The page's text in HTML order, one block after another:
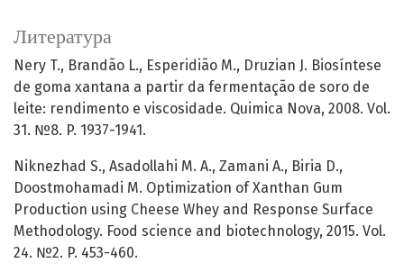
Литература
Nery T., Brandão L., Esperidião M., Druzian J. Biosíntese
de goma xantana a partir da fermentação de soro de
leite: rendimento e viscosidade. Quimica Nova, 2008. Vol.
31. №8. P. 1937-1941.
Niknezhad S., Asadollahi M. A., Zamani A., Biria D.,
Doostmohamadi M. Optimization of Xanthan Gum
Production using Cheese Whey and Response Surface
Methodology. Food science and biotechnology, 2015. Vol.
24. №2. P. 453-460.